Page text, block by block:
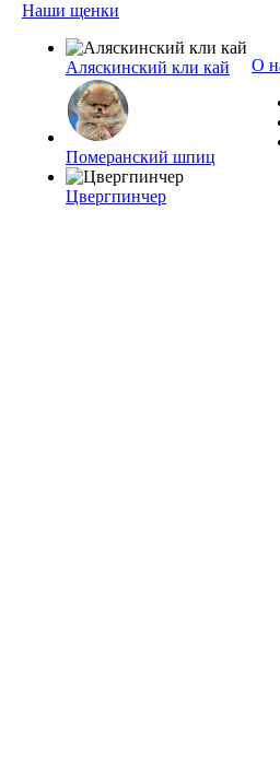
Наши щенки
Аляскинский кли кай
Померанский шпиц
Цвергпинчер
О